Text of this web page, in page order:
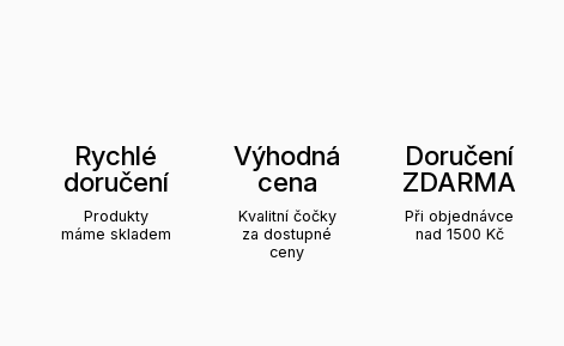
Rychlé
doručení
Produkty
máme skladem
Výhodná
cena
Kvalitní čočky
za dostupné
ceny
Doručení
ZDARMA
Při objednávce
nad 1500 Kč